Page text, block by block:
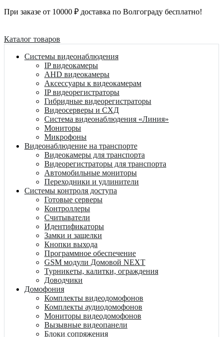
При заказе от 10000 ₽ доставка по Волгограду бесплатно!
Каталог товаров
Системы видеонаблюдения
IP видеокамеры
AHD видеокамеры
Аксессуары к видеокамерам
IP видеорегистраторы
Гибридные видеорегистраторы
Видеосерверы и СХД
Система видеонаблюдения «Линия»
Мониторы
Микрофоны
Видеонаблюдение на транспорте
Видеокамеры для транспорта
Видеорегистраторы для транспорта
Автомобильные мониторы
Переходники и удлинители
Системы контроля доступа
Готовые серверы
Контроллеры
Считыватели
Идентификаторы
Замки и защелки
Кнопки выхода
Программное обеспечение
GSM модули Домовой NEXT
Турникеты, калитки, ограждения
Доводчики
Домофония
Комплекты видеодомофонов
Комплекты аудиодомофонов
Мониторы видеодомофонов
Вызывные видеопанели
Блоки сопряжения